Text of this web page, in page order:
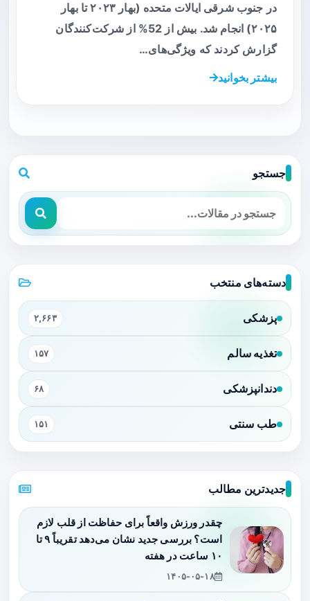
در جنوب شرقی ایالات متحده (بهار ۲۰۲۳ تا بهار
۲۰۲۵) انجام شد. بیش از 52% از شرکت‌کنندگان
گزارش کردند که ویژگی‌های…
بیشتر بخوانید
جستجو
دسته‌های منتخب
پزشکی ۲,۶۶۳
تغذیه سالم ۱۵۷
دندانپزشکی ۶۸
طب سنتی ۱۵۱
جدیدترین مطالب
چقدر ورزش واقعاً برای حفاظت از قلب لازم
است؟ بررسی جدید نشان می‌دهد تقریباً ۹ تا
۱۰ ساعت در هفته
۱۴۰۵-۰۵-۱۸